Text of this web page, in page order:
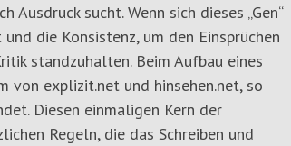
sucht. Wenn sich dieses „Gen“
die Konsistenz, um den Einsprüchen
standzuhalten. Beim Aufbau eines
von explizit.net und hinsehen.net, so
Diesen einmaligen Kern der
Regeln, die das Schreiben und